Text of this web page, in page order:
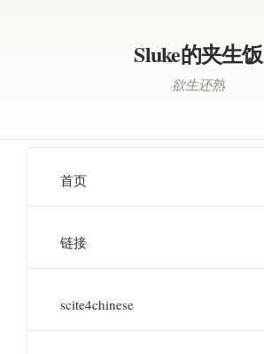
Sluke的夹生饭
欲生还熟
首页
链接
scite4chinese